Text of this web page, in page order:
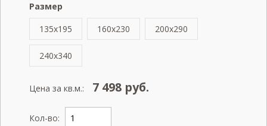
Размер
135x195
160x230 200x290
240x340
Цена за кв.м.: 7 498 руб.
Кол-во: